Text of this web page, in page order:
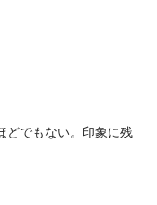
どでもない。印象に残